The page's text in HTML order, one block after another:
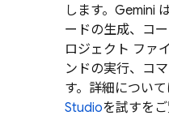
します。 Gemini
ードの生成、コ
ロジェクト ファ
ンドの実行、コ
す。詳細について
Studioを試すをご